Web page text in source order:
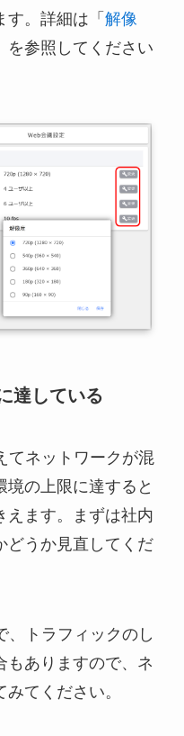
。詳細は「 解像
を参照してください
達している
てネットワークが混
の上限に達すると
えます。まずは社内
どうか見直してくだ
、トラフィックのし
もありますので、ネ
てください。